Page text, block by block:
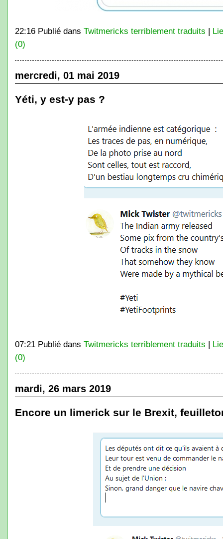
22:16 Publié dans Twitmericks terriblement traduits |
(0)
mercredi, 01 mai 2019
Yéti, y est-y pas ?
07:21 Publié dans Twitmericks terriblement traduits |
(0)
mardi, 26 mars 2019
Encore un limerick sur le Brexit,